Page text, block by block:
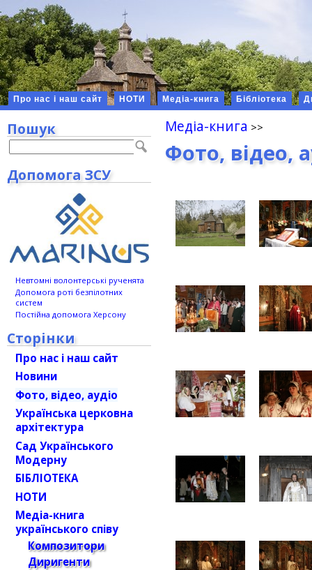
Про нас і наш сайт НОТИ Медіа-книга Бібліотека
Медіа-книга
Фото, відео,
Пошук
Допомога ЗСУ
Невтомні волонтерські рученята
Допомога роті безпілотних
систем
Постійна допомога Херсону
Сторінки
Про нас і наш сайт
Новини
Фото, відео, аудіо
Українська церковна
архітектура
Сад Українського
Модерну
БІБЛІОТЕКА
НОТИ
Медіа-книга
українського співу
Композитори
Диригенти